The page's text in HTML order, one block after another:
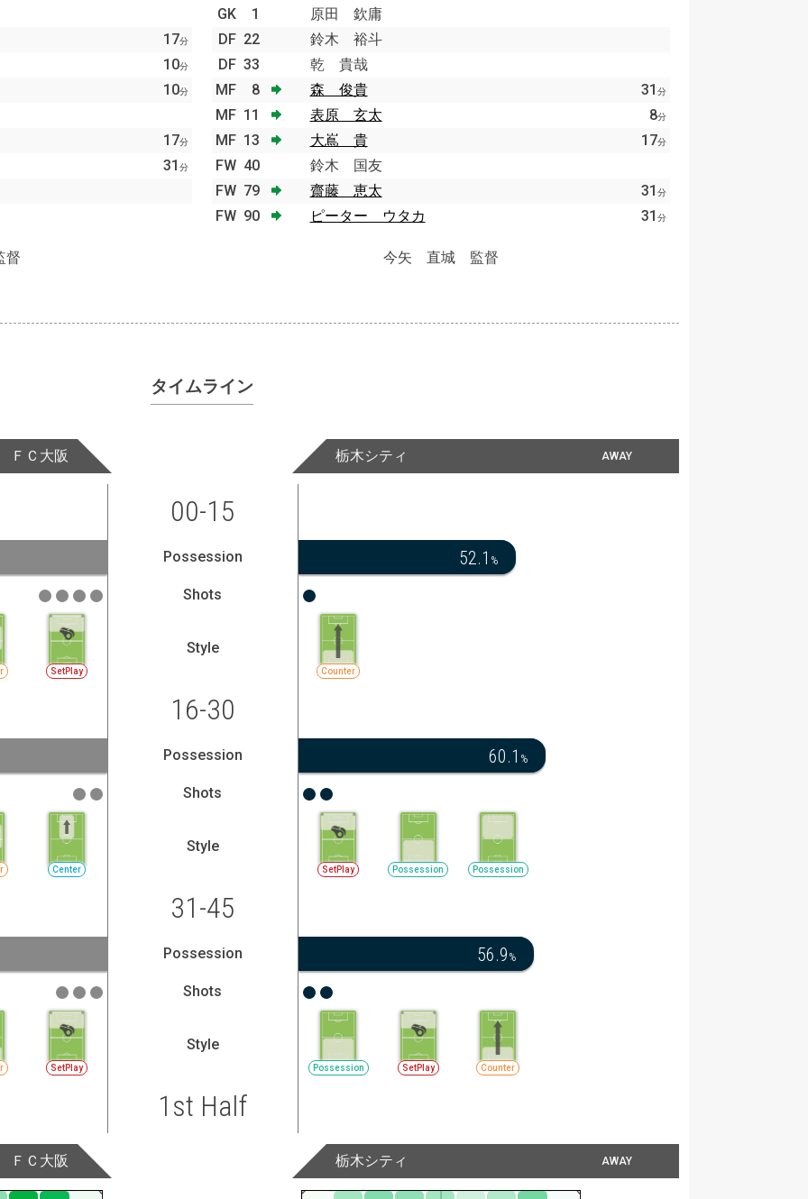
17分
10分
10分
17分
31分
GK 1
原田 欽庸
DF 22
鈴木 裕斗
DF 33
乾 貴哉
MF
8 森 俊貴 31 分
MF 11 表原 玄太 8分
MF 13 大嶌 貴 17分
FW 40
鈴木 国友
FW 79 齋藤 恵太 31 分
FW 90 ピーター ウタカ 31 分
今矢 直城 監督
タイムライン
ＦＣ大阪 AWAY
栃木シティ
00-15
Possession 52.1 %
Shots
SetPlay
Style
Counter
16-30
Possession 60.1 %
Shots
Center
Style
SetPlay Possession Possession
31-45
Possession 56.9 %
Shots
SetPlay
Style
Possession SetPlay Counter
1st Half
ＦＣ大阪 AWAY
栃木シティ